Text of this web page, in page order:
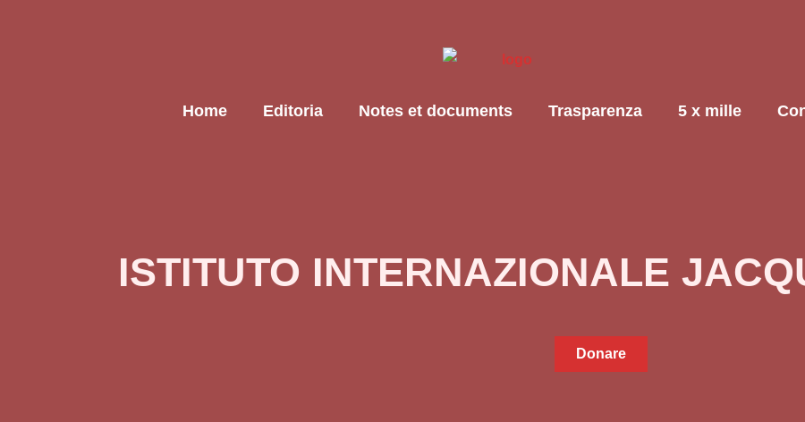
Home Editoria Notes et documents Trasparenza 5 x mille
ISTITUTO INTERNAZIONALE
Donare